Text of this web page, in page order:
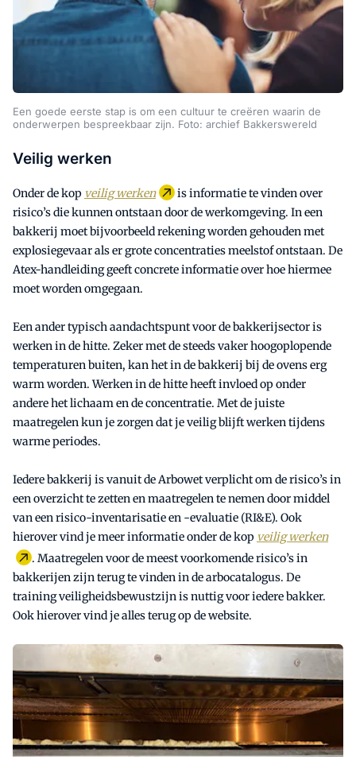
Een goede eerste stap is om een cultuur te creëren waarin de
onderwerpen bespreekbaar zijn. Foto: archief Bakkerswereld
Veilig werken
Onder de kop veilig werken
is informatie te vinden over
risico’s die kunnen ontstaan door de werkomgeving. In een
bakkerij moet bijvoorbeeld rekening worden gehouden met
explosiegevaar als er grote concentraties meelstof ontstaan. De
Atex-handleiding geeft concrete informatie over hoe hiermee
moet worden omgegaan.
Een ander typisch aandachtspunt voor de bakkerijsector is
werken in de hitte. Zeker met de steeds vaker hoogoplopende
temperaturen buiten, kan het in de bakkerij bij de ovens erg
warm worden. Werken in de hitte heeft invloed op onder
andere het lichaam en de concentratie. Met de juiste
maatregelen kun je zorgen dat je veilig blijft werken tijdens
warme periodes.
Iedere bakkerij is vanuit de Arbowet verplicht om de risico’s in
een overzicht te zetten en maatregelen te nemen door middel
van een risico-inventarisatie en -evaluatie (RI&E). Ook
hierover vind je meer informatie onder de kop veilig werken
. Maatregelen voor de meest voorkomende risico’s in
bakkerijen zijn terug te vinden in de arbocatalogus. De
training veiligheidsbewustzijn is nuttig voor iedere bakker.
Ook hierover vind je alles terug op de website.